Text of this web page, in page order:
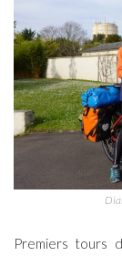
Premiers tours